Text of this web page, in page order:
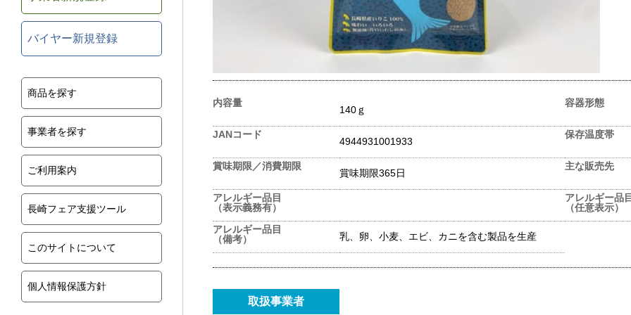
バイヤー新規登録
商品を探す
事業者を探す
ご利用案内
長崎フェア支援ツール
このサイトについて
個人情報保護方針
内容量
140ｇ
容器形態
JANコード
4944931001933
保存温度帯
賞味期限／消費期限
賞味期限365日
主な販売先
アレルギー品目
（表示義務有）
アレルギー品
（任意表示）
アレルギー品目
（備考）
乳、卵、小麦、エビ、カニを含む製品を生産
取扱事業者